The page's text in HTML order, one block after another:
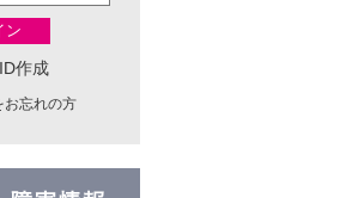
ン
作成
お忘れの方